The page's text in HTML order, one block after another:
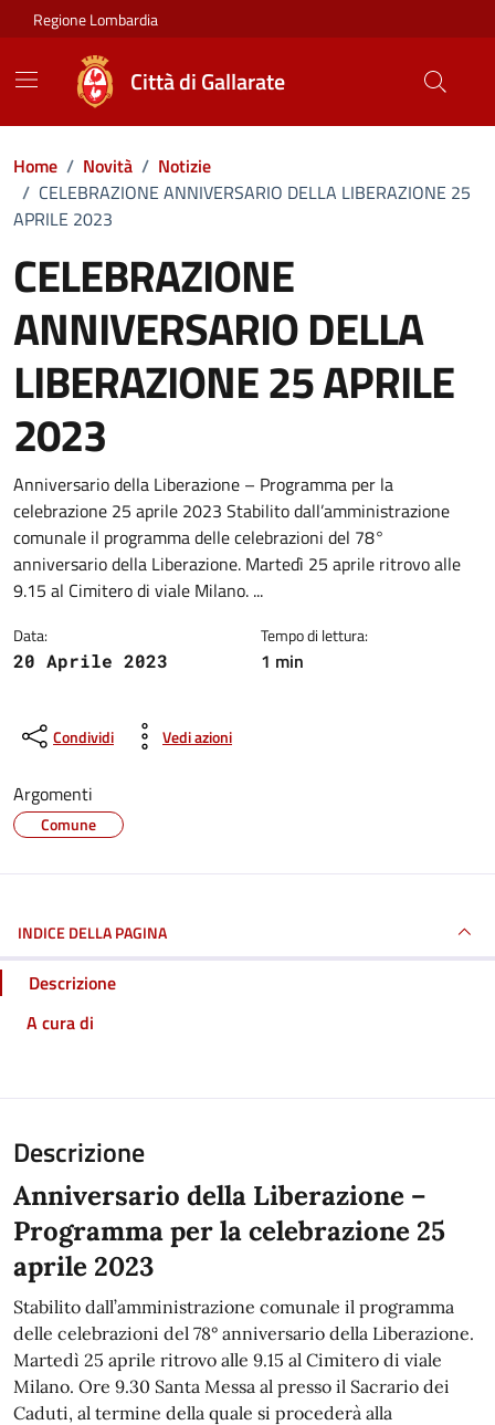
Vai ai contenuti
Vai al footer
Regione Lombardia
Città di Gallarate
Home / Novità / Notizie
/ CELEBRAZIONE ANNIVERSARIO DELLA LIBERAZIONE 25
APRILE 2023
CELEBRAZIONE
ANNIVERSARIO DELLA
LIBERAZIONE 25 APRILE
2023
Dettagli della notizia
Anniversario della Liberazione – Programma per la
celebrazione 25 aprile 2023 Stabilito dall’amministrazione
comunale il programma delle celebrazioni del 78°
anniversario della Liberazione. Martedì 25 aprile ritrovo alle
9.15 al Cimitero di viale Milano. ...
Data:
20 Aprile 2023
Tempo di lettura:
1 min
Condividi Vedi azioni
Argomenti
Comune
INDICE DELLA PAGINA
Descrizione
A cura di
Descrizione
Anniversario della Liberazione –
Programma per la celebrazione 25
aprile 2023
Stabilito dall’amministrazione comunale il programma
delle celebrazioni del 78° anniversario della Liberazione.
Martedì 25 aprile ritrovo alle 9.15 al Cimitero di viale
Milano. Ore 9.30 Santa Messa al presso il Sacrario dei
Caduti, al termine della quale si procederà alla